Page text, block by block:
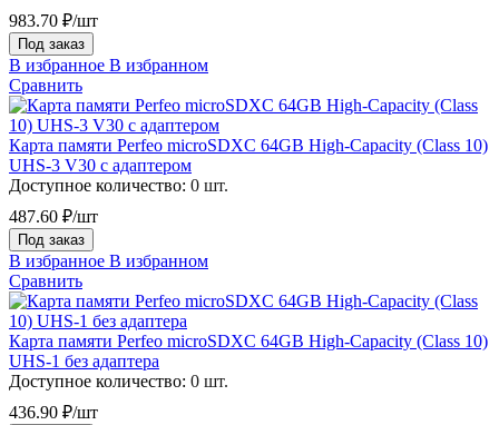
983.70 ₽/шт
Под заказ
В избранное В избранном
Сравнить
Карта памяти Perfeo microSDXC 64GB High-Capacity (Class 10)
UHS-3 V30 с адаптером
Доступное количество: 0 шт.
487.60 ₽/шт
Под заказ
В избранное В избранном
Сравнить
Карта памяти Perfeo microSDXC 64GB High-Capacity (Class 10)
UHS-1 без адаптера
Доступное количество: 0 шт.
436.90 ₽/шт